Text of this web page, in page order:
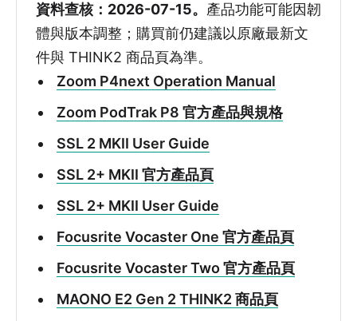
資料查核：2026-07-15。 產品功能可能因韌
體與版本調整；購買前仍建議以原廠最新文
件與 THINK2 商品頁為準。
Zoom P4next Operation Manual
Zoom PodTrak P8 官方產品與規格
SSL 2 MKII User Guide
SSL 2+ MKII 官方產品頁
SSL 2+ MKII User Guide
Focusrite Vocaster One 官方產品頁
Focusrite Vocaster Two 官方產品頁
MAONO E2 Gen 2 THINK2 商品頁